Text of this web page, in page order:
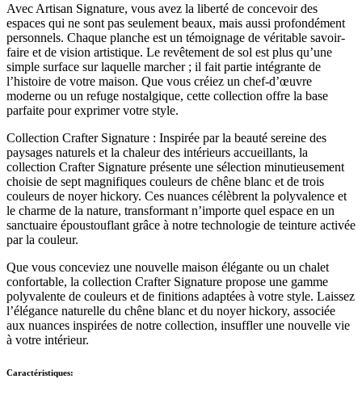
Avec Artisan Signature, vous avez la liberté de concevoir des
espaces qui ne sont pas seulement beaux, mais aussi profondément
personnels. Chaque planche est un témoignage de véritable savoir-
faire et de vision artistique. Le revêtement de sol est plus qu’une
simple surface sur laquelle marcher ; il fait partie intégrante de
l’histoire de votre maison. Que vous créiez un chef-d’œuvre
moderne ou un refuge nostalgique, cette collection offre la base
parfaite pour exprimer votre style.
Collection Crafter Signature : Inspirée par la beauté sereine des
paysages naturels et la chaleur des intérieurs accueillants, la
collection Crafter Signature présente une sélection minutieusement
choisie de sept magnifiques couleurs de chêne blanc et de trois
couleurs de noyer hickory. Ces nuances célèbrent la polyvalence et
le charme de la nature, transformant n’importe quel espace en un
sanctuaire époustouflant grâce à notre technologie de teinture activée
par la couleur.
Que vous conceviez une nouvelle maison élégante ou un chalet
confortable, la collection Crafter Signature propose une gamme
polyvalente de couleurs et de finitions adaptées à votre style. Laissez
l’élégance naturelle du chêne blanc et du noyer hickory, associée
aux nuances inspirées de notre collection, insuffler une nouvelle vie
à votre intérieur.
Caractéristiques: